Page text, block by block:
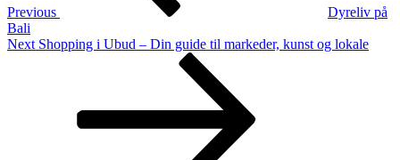
Previous
Dyreliv på
Bali
Next
Next Shopping i Ubud – Din guide til markeder, kunst og lokale